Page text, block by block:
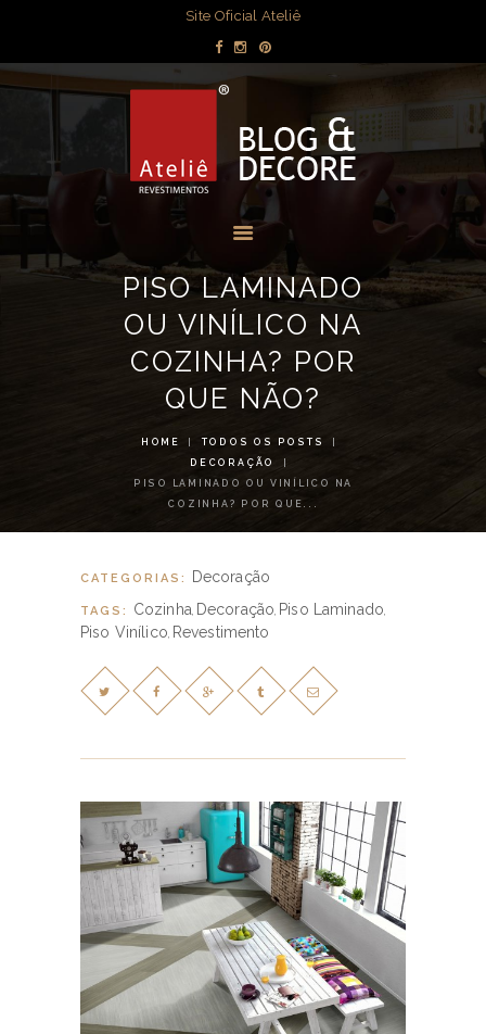
Site Oficial Ateliê
PISO LAMINADO
OU VINÍLICO NA
COZINHA? POR
QUE NÃO?
HOME
TODOS OS POSTS
DECORAÇÃO
PISO LAMINADO OU VINÍLICO NA
COZINHA? POR QUE...
BLOG & DECORE - ATELIÊ
REVESTIMENTOS
Blog com dicas de decorações e interiores.
DECORAÇÃO
DICAS POR
AMBIENTE
MÍDIA
EVENTOS
LOJAS
CONTATO
CATEGORIAS: Decoração
TAGS: Cozinha, Decoração, Piso Laminado,
Piso Vinílico, Revestimento